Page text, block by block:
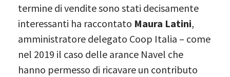
termine di vendite sono stati decisamente
interessanti ha raccontato Maura Latini,
amministratore delegato Coop Italia – come
nel 2019 il caso delle arance Navel che
hanno permesso di ricavare un contributo